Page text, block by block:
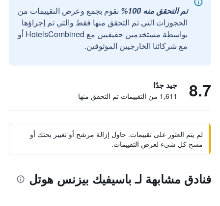
تم التحقق منه 100%
نقوم بجمع وعرض التقييمات من
الحجوزات التي تم التحقق منها فقط والتي تم إجراؤها
بواسطة مستخدمين حقيقيين مع HotelsCombined أو
مع شركائنا الخارجيين الموثوقين.
8.7 جيد جدًا
1,611 من التقييمات تم التحقق منها
لم يتم العثور على تقييمات. حاول إزالة مرشح أو تغيير بحثك أو
مسح كل شيء لعرض التقييمات.
فنادق مشابهة لـ باسيفيك بيزنس هوتل